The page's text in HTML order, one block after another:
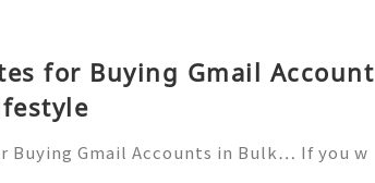
for Buying Gmail Account
Buying Gmail Accounts in Bulk… If you w